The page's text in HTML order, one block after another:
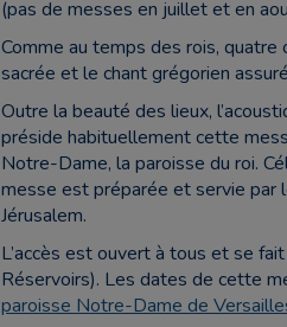
(pas de messes en juillet et en
Comme au temps des rois,
sacrée et le chant grégorien
Outre la beauté des lieux,
préside habituellement cette
Notre-Dame, la paroisse du roi.
messe est préparée et servie par
Jérusalem.
L’accès est ouvert à tous et se
Réservoirs). Les dates de cette
paroisse Notre-Dame de